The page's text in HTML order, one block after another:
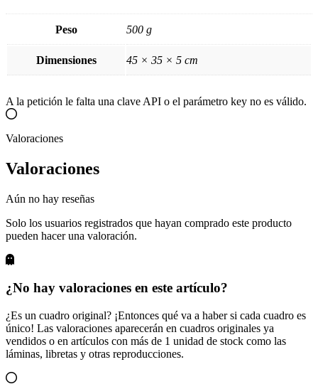
Peso 500 g
Dimensiones 45 × 35 × 5 cm
A la petición le falta una clave API o el parámetro key no es válido.
Valoraciones
Valoraciones
Aún no hay reseñas
Solo los usuarios registrados que hayan comprado este producto
pueden hacer una valoración.
¿No hay valoraciones en este artículo?
¿Es un cuadro original? ¡Entonces qué va a haber si cada cuadro es
único! Las valoraciones aparecerán en cuadros originales ya
vendidos o en artículos con más de 1 unidad de stock como las
láminas, libretas y otras reproducciones.